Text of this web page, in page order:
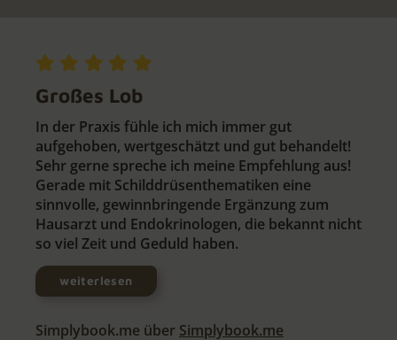
Großes Lob
In der Praxis fühle ich mich immer gut
aufgehoben, wertgeschätzt und gut behandelt!
Sehr gerne spreche ich meine Empfehlung aus!
Gerade mit Schilddrüsenthematiken eine
sinnvolle, gewinnbringende Ergänzung zum
Hausarzt und Endokrinologen, die bekannt nicht
so viel Zeit und Geduld haben.
weiterlesen
Simplybook.me über Simplybook.me